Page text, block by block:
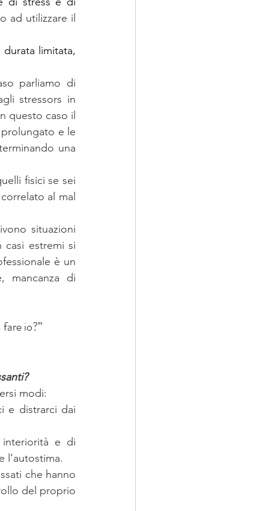
ad utilizzare il
stressors in
questo caso il
e le
una
fisici se sei
al mal
situazioni
estremi si
è un
mancanza di
io?”
modi:
e distrarci dai
l’autostima.
che hanno
del proprio